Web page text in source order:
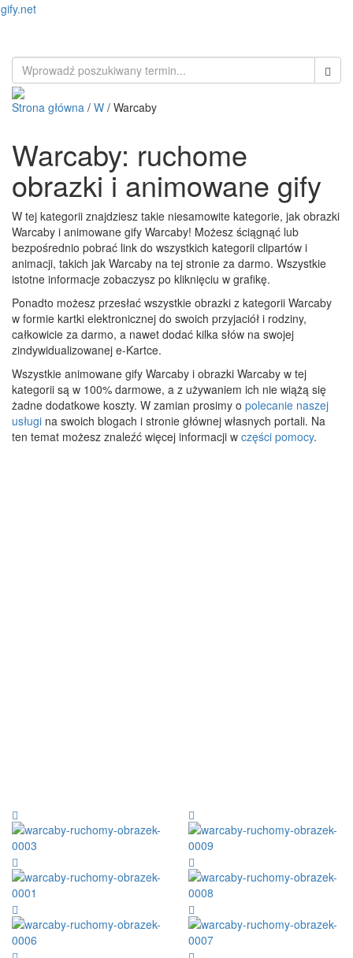
gify.net
Strona główna / W / Warcaby
Warcaby: ruchome
obrazki i animowane gify
W tej kategorii znajdziesz takie niesamowite kategorie, jak obrazki
Warcaby i animowane gify Warcaby! Możesz ściągnąć lub
bezpośrednio pobrać link do wszystkich kategorii clipartów i
animacji, takich jak Warcaby na tej stronie za darmo. Wszystkie
istotne informacje zobaczysz po kliknięciu w grafikę.
Ponadto możesz przesłać wszystkie obrazki z kategorii Warcaby
w formie kartki elektronicznej do swoich przyjaciół i rodziny,
całkowicie za darmo, a nawet dodać kilka słów na swojej
zindywidualizowanej e-Kartce.
Wszystkie animowane gify Warcaby i obrazki Warcaby w tej
kategorii są w 100% darmowe, a z używaniem ich nie wiążą się
żadne dodatkowe koszty. W zamian prosimy o polecanie naszej
usługi na swoich blogach i stronie głównej własnych portali. Na
ten temat możesz znaleźć więcej informacji w części pomocy.